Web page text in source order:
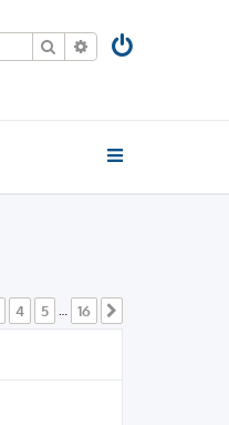
Поиск Расширенный
из
4 5 16